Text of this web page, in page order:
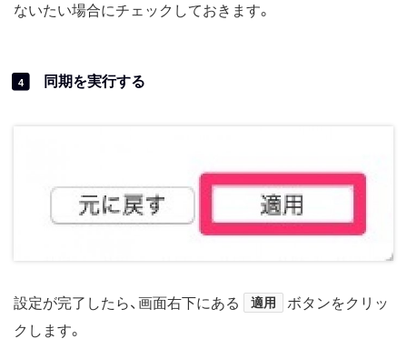
ないたい場合にチェックしておきます。
4 同期を実行する
設定が完了したら、画面右下にある 適用
ボタンをクリッ
クします。